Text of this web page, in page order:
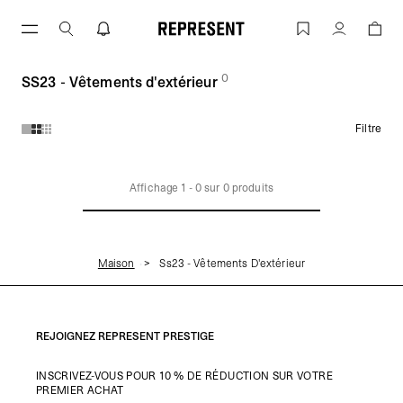
SS23 - Vêtements d'extérieur |Compte
SS23 - Vêtements d'extérieur(0des produits)
Filtre
Affichage 1 -0sur 0produits
Maison Ss23 - Vêtements D'extérieur
REJOIGNEZ REPRESENT PRESTIGE
INSCRIVEZ-VOUS POUR 10 % DE RÉDUCTION SUR VOTRE
PREMIER ACHAT